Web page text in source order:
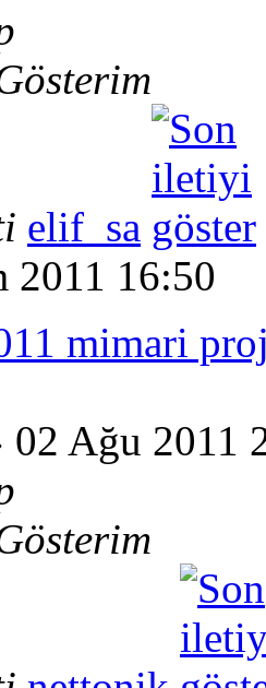
elif_sa
2011 16:50
mimari
02 Ağu 2011